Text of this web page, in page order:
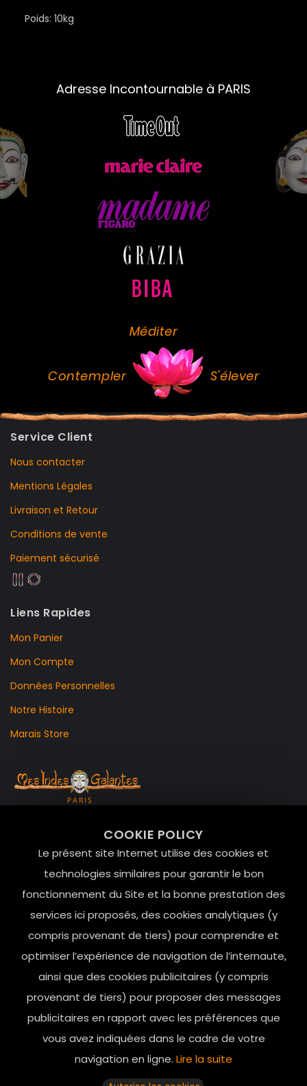
COOKIE POLICY
Le présent site Internet utilise des cookies et
technologies similaires pour garantir le bon
fonctionnement du Site et la bonne prestation des
services ici proposés, des cookies analytiques (y
compris provenant de tiers) pour comprendre et
optimiser l’expérience de navigation de l’internaute,
ainsi que des cookies publicitaires (y compris
provenant de tiers) pour proposer des messages
publicitaires en rapport avec les préférences que
vous avez indiquées dans le cadre de votre
navigation en ligne. Lire la suite
Poids: 10kg
Adresse Incontournable à PARIS
Méditer
Contempler S'élever
Service Client
Nous contacter
Mentions Légales
Livraison et Retour
Conditions de vente
Paiement sécurisé
Liens Rapides
Mon Panier
Mon Compte
Données Personnelles
Notre Histoire
Marais Store
Le Marais, 75004 Paris
contact@mesindesgalantes.com
01.42.72.42.51
Horaires d’ouverture: 11h - 19h30 Du lundi au dimanche